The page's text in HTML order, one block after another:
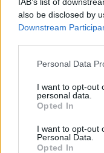
also be disclosed by
Downstream
Personal Data
I want to opt-out
personal data.
Opted In
I want to opt-out
Personal Data.
Opted In